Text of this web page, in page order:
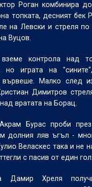
Роган комбинира
топката, десният бек
на Левски и стреля
Вуцов.
контрола над
но играта на
вървеше. Малко след
Димитров
вратата на Борац.
Бурас проби
долния ляв ъгъл -
Веласкес така и не
с пасив от един гол.
Дамир Хреля